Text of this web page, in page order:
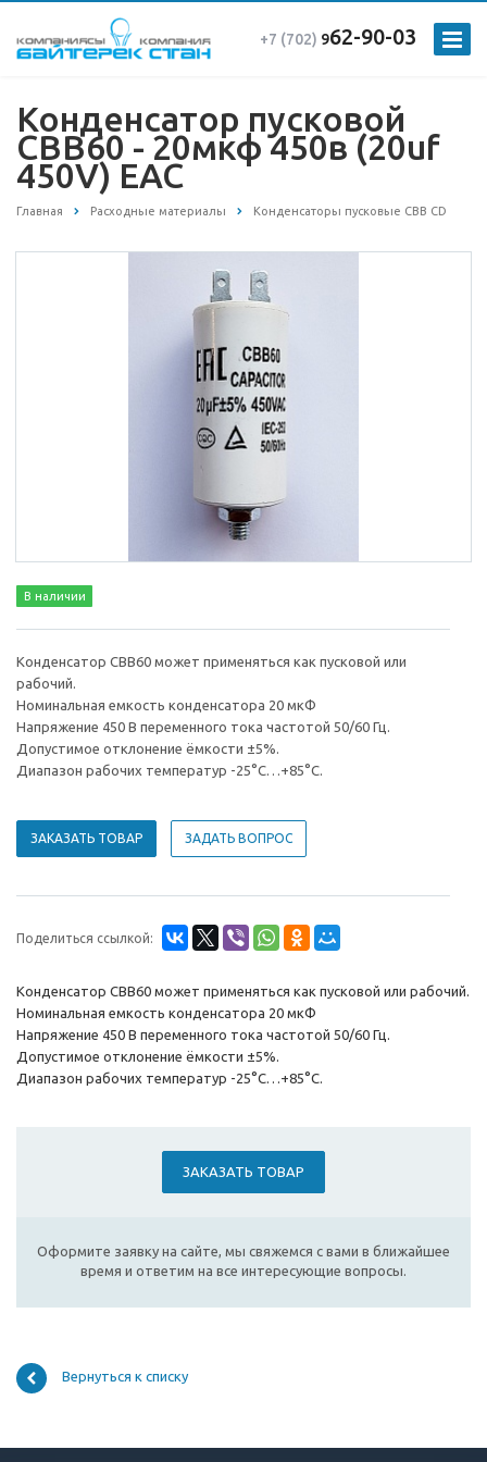
+7 (702) 962-90-03
Конденсатор пусковой
CBB60 - 20мкф 450в (20uf
450V) EAC
Главная Расходные материалы Конденсаторы пусковые CBB CD
В наличии
Конденсатор CBB60 может применяться как пусковой или
рабочий.
Номинальная емкость конденсаторa 20 мкФ
Напряжение 450 В переменного тока частотой 50/60 Гц.
Допустимое отклонение ёмкости ±5%.
Диапазон рабочих температур -25°С…+85°С.
ЗАКАЗАТЬ ТОВАР ЗАДАТЬ ВОПРОС
Поделиться ссылкой:
Конденсатор CBB60 может применяться как пусковой или рабочий.
Номинальная емкость конденсаторa 20 мкФ
Напряжение 450 В переменного тока частотой 50/60 Гц.
Допустимое отклонение ёмкости ±5%.
Диапазон рабочих температур -25°С…+85°С.
ЗАКАЗАТЬ ТОВАР
Оформите заявку на сайте, мы свяжемся с вами в ближайшее
время и ответим на все интересующие вопросы.
Вернуться к списку